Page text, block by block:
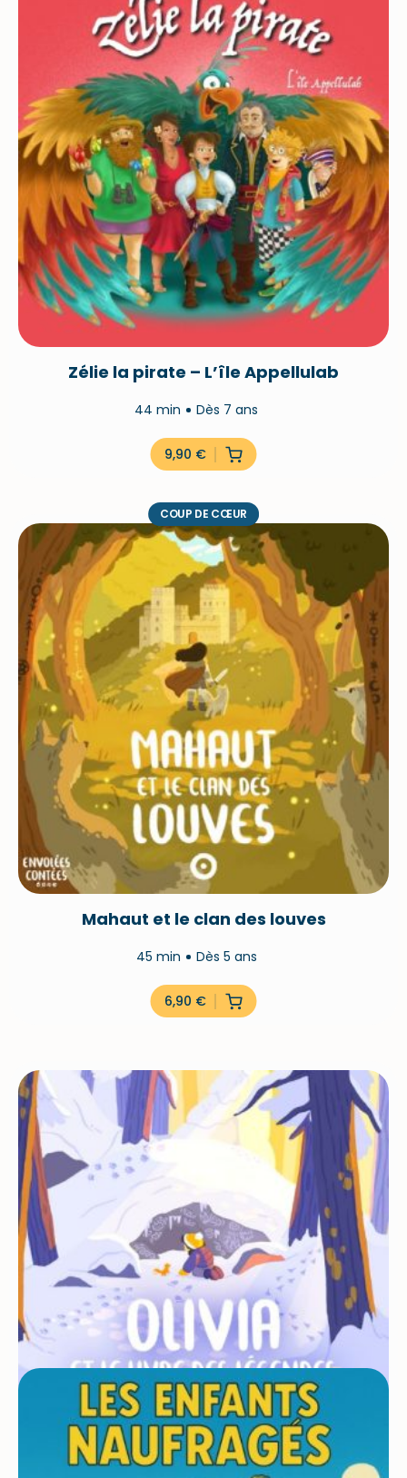
Zélie la pirate – L’île Appellulab
44 min Dès 7 ans
9,90 €
COUP DE CŒUR
Mahaut et le clan des louves
45 min Dès 5 ans
6,90 €
Olivia et le Livre des Légendes